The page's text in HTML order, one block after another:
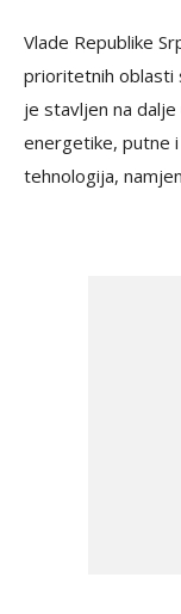
Vlade Republike
prioritetnih oblasti
je stavljen na
energetike, putne
tehnologija,